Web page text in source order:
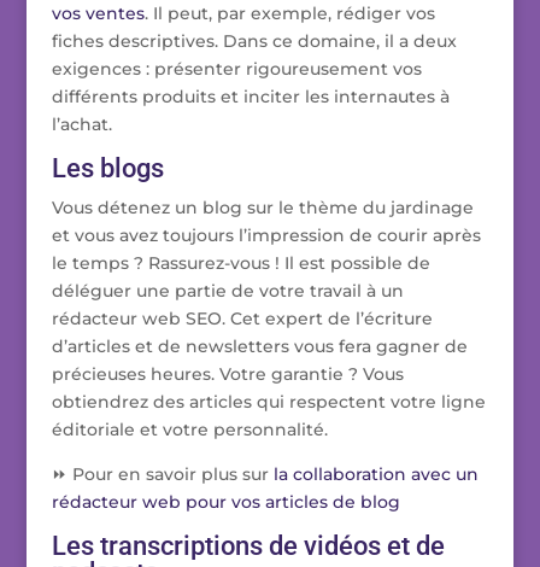
vos ventes. Il peut, par exemple, rédiger vos
fiches descriptives. Dans ce domaine, il a deux
exigences : présenter rigoureusement vos
différents produits et inciter les internautes à
l’achat.
Les blogs
Vous détenez un blog sur le thème du jardinage
et vous avez toujours l’impression de courir après
le temps ? Rassurez-vous ! Il est possible de
déléguer une partie de votre travail à un
rédacteur web SEO. Cet expert de l’écriture
d’articles et de newsletters vous fera gagner de
précieuses heures. Votre garantie ? Vous
obtiendrez des articles qui respectent votre ligne
éditoriale et votre personnalité.
⏩ Pour en savoir plus sur la collaboration avec un
rédacteur web pour vos articles de blog
Les transcriptions de vidéos et de